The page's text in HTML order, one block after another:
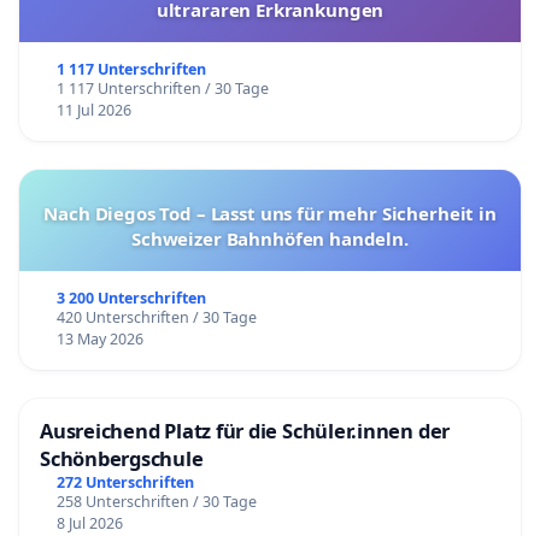
ultrararen Erkrankungen
1 117 Unterschriften
1 117 Unterschriften / 30 Tage
11 Jul 2026
Nach Diegos Tod – Lasst uns für mehr Sicherheit in
Schweizer Bahnhöfen handeln.
3 200 Unterschriften
420 Unterschriften / 30 Tage
13 May 2026
Ausreichend Platz für die Schüler.innen der
Schönbergschule
272 Unterschriften
258 Unterschriften / 30 Tage
8 Jul 2026